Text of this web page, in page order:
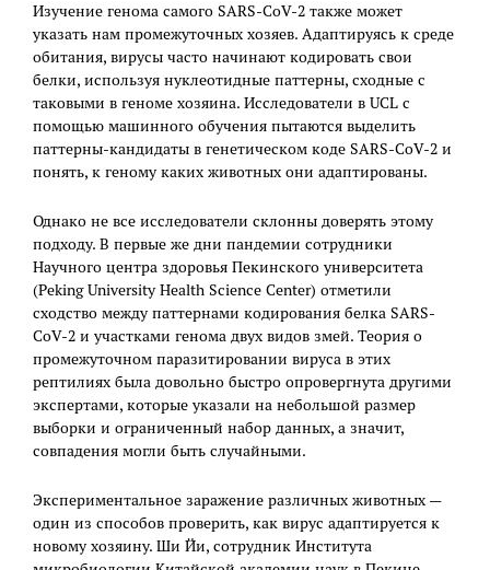
Изучение генома самого SARS-CoV-2 также может
указать нам промежуточных хозяев. Адаптируясь к среде
обитания, вирусы часто начинают кодировать свои
белки, используя нуклеотидные паттерны, сходные с
таковыми в геноме хозяина. Исследователи в UCL с
помощью машинного обучения пытаются выделить
паттерны-кандидаты в генетическом коде SARS-CoV-2 и
понять, к геному каких животных они адаптированы.
Однако не все исследователи склонны доверять этому
подходу. В первые же дни пандемии сотрудники
Научного центра здоровья Пекинского университета
(Peking University Health Science Center) отметили
сходство между паттернами кодирования белка SARS-
CoV-2 и участками генома двух видов змей. Теория о
промежуточном паразитировании вируса в этих
рептилиях была довольно быстро опровергнута другими
экспертами, которые указали на небольшой размер
выборки и ограниченный набор данных, а значит,
совпадения могли быть случайными.
Экспериментальное заражение различных животных —
один из способов проверить, как вирус адаптируется к
новому хозяину. Ши Йи, сотрудник Института